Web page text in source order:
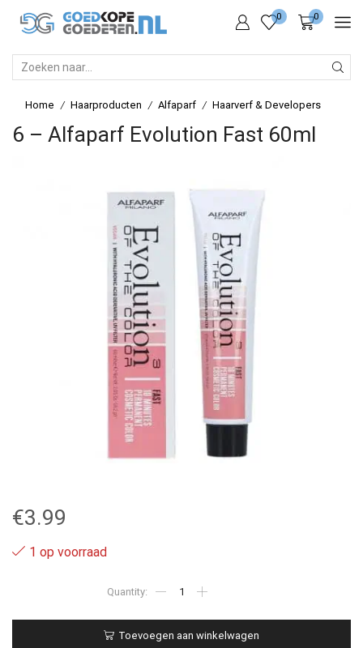
0 0
Home / Haarproducten / Alfaparf / Haarverf & Developers
6 – Alfaparf Evolution Fast 60ml
€3.99
1 op voorraad
fast
Toevoegen aan winkelwagen